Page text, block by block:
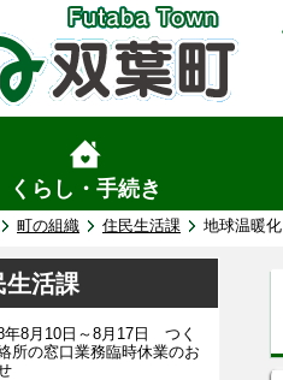
くらし・手続き
町の組織 住民生活課 地球温暖化
生活課
年8月10日～8月17日 つく
所の窓口業務臨時休業のお